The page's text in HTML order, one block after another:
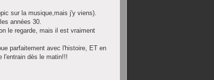
sur la musique,mais j'y viens).
années 30.
le regarde, mais il est vraiment
parfaitement avec l'histoire, ET en
l'entrain dès le matin!!!